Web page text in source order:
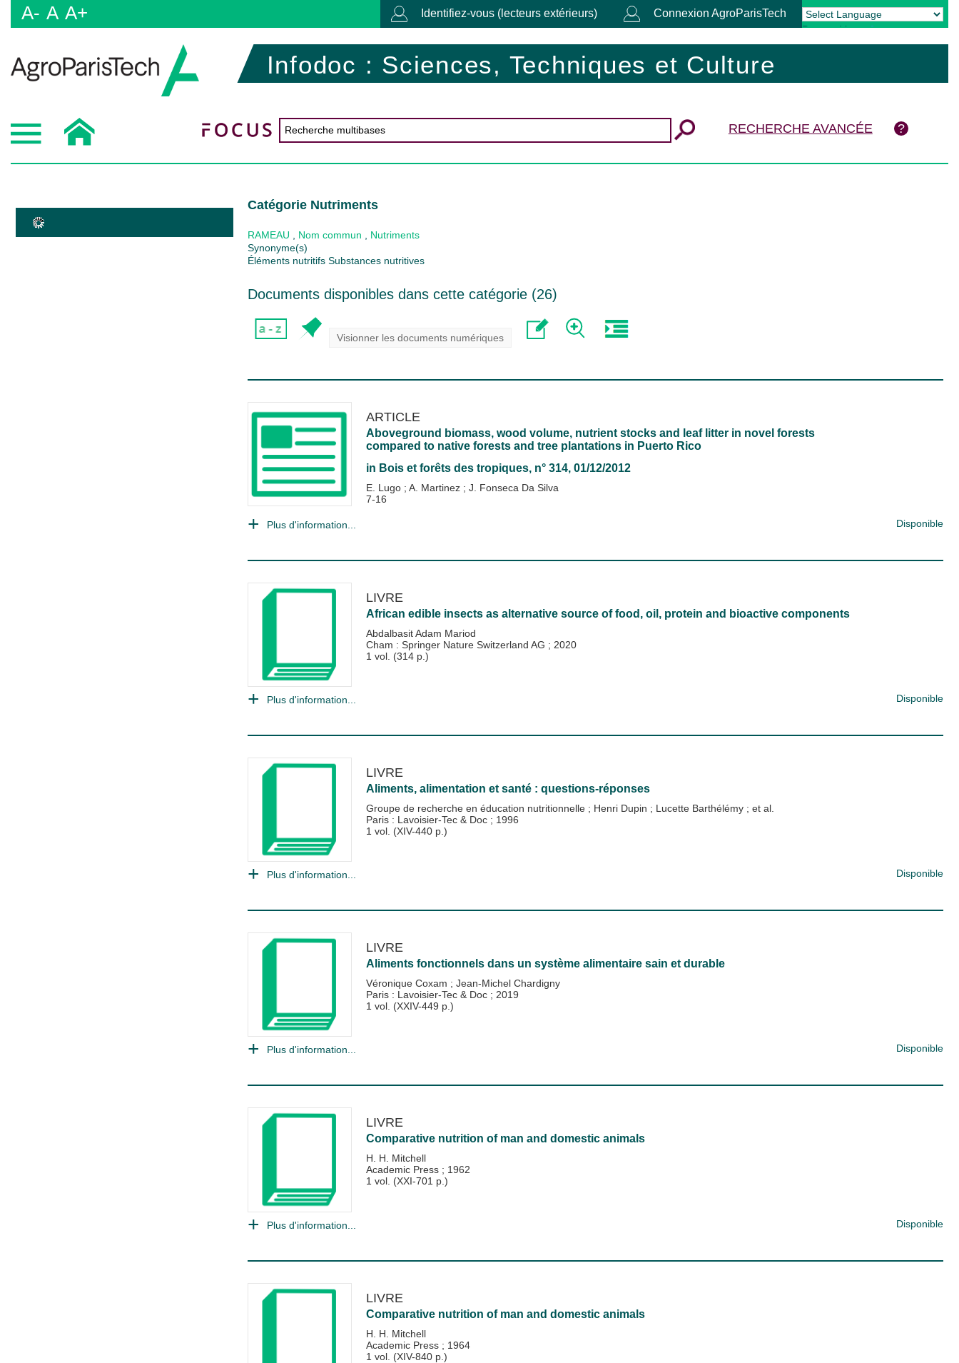
A- A A+ Identifiez-vous (lecteurs extérieurs) Connexion AgroParisTech
Powered by Translate
Infodoc : Sciences, Techniques et Culture
RECHERCHE AVANCÉE
Catégorie Nutriments
RAMEAU Nom commun
Nutriments
Synonyme(s)
Éléments nutritifs Substances nutritives
Documents disponibles dans cette catégorie (26)
Visionner les documents numériques
ARTICLE
Aboveground biomass, wood volume, nutrient stocks and leaf litter in novel forests
compared to native forests and tree plantations in Puerto Rico
in Bois et forêts des tropiques, n° 314, 01/12/2012
E. Lugo ; A. Martinez ; J. Fonseca Da Silva
7-16
Plus d'information... Disponible
LIVRE
African edible insects as alternative source of food, oil, protein and bioactive components
Abdalbasit Adam Mariod
Cham : Springer Nature Switzerland AG ; 2020
1 vol. (314 p.)
Plus d'information... Disponible
LIVRE
Aliments, alimentation et santé : questions-réponses
Groupe de recherche en éducation nutritionnelle ; Henri Dupin ; Lucette Barthélémy ; et al.
Paris : Lavoisier-Tec & Doc ; 1996
1 vol. (XIV-440 p.)
Plus d'information... Disponible
LIVRE
Aliments fonctionnels dans un système alimentaire sain et durable
Véronique Coxam ; Jean-Michel Chardigny
Paris : Lavoisier-Tec & Doc ; 2019
1 vol. (XXIV-449 p.)
Plus d'information... Disponible
LIVRE
Comparative nutrition of man and domestic animals
H. H. Mitchell
Academic Press ; 1962
1 vol. (XXI-701 p.)
Plus d'information... Disponible
LIVRE
Comparative nutrition of man and domestic animals
H. H. Mitchell
Academic Press ; 1964
1 vol. (XIV-840 p.)